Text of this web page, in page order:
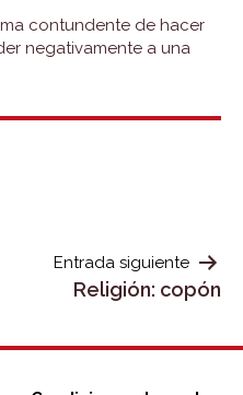
contundente de hacer
negativamente a una
Entrada siguiente
Religión: copón